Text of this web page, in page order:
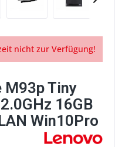
nicht zur Verfügung!
M93p Tiny
16GB
Win10Pro